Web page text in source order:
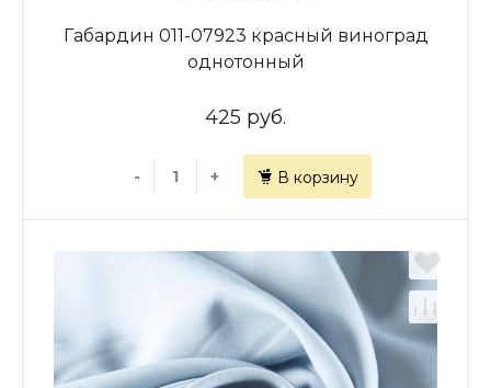
Габардин 011-07923 красный виноград
однотонный
425 руб.
- + В корзину